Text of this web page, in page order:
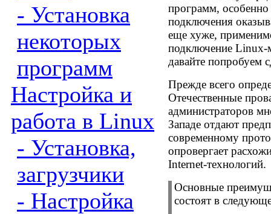
- Установка
некоторых
программ
Настройка и
работа в Linux
- Установка,
загрузчики
- Настройка
программ, особенно
подключения
еще хуже,
подключение Linux-
давайте попробуем
Прежде всего
Отечественные
администраторов
Западе отдают
современному
опровергает
Internet-технологий.
Основные
состоят в